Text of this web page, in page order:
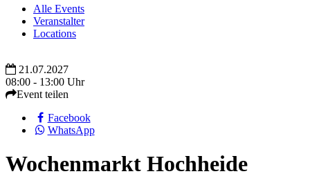
Alle Events
Veranstalter
Locations
21.07.2027
08:00 - 13:00 Uhr
Event teilen
Facebook
WhatsApp
Wochenmarkt Hochheide